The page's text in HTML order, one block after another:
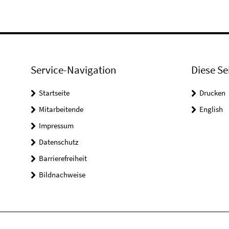
Service-Navigation
Startseite
Mitarbeitende
Impressum
Datenschutz
Barrierefreiheit
Bildnachweise
Diese
Drucken
English